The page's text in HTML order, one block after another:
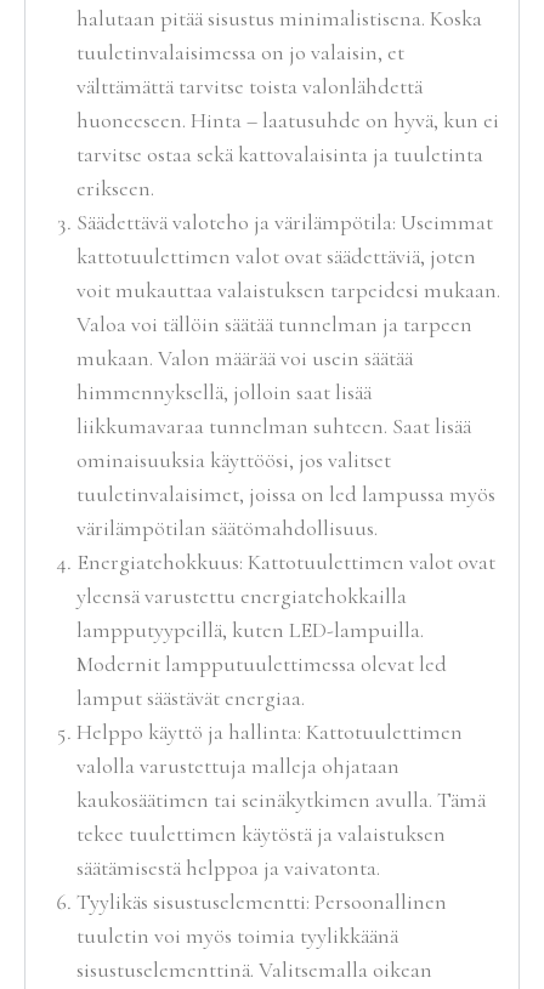
halutaan pitää sisustus minimalistisena. Koska
tuuletinvalaisimessa on jo valaisin, et
välttämättä tarvitse toista valonlähdettä
huoneeseen. Hinta – laatusuhde on hyvä, kun ei
tarvitse ostaa sekä kattovalaisinta ja tuuletinta
erikseen.
Säädettävä valoteho ja värilämpötila: Useimmat
kattotuulettimen valot ovat säädettäviä, joten
voit mukauttaa valaistuksen tarpeidesi mukaan.
Valoa voi tällöin säätää tunnelman ja tarpeen
mukaan. Valon määrää voi usein säätää
himmennyksellä, jolloin saat lisää
liikkumavaraa tunnelman suhteen. Saat lisää
ominaisuuksia käyttöösi, jos valitset
tuuletinvalaisimet, joissa on led lampussa myös
värilämpötilan säätömahdollisuus.
Energiatehokkuus: Kattotuulettimen valot ovat
yleensä varustettu energiatehokkailla
lampputyypeillä, kuten LED-lampuilla.
Modernit lampputuulettimessa olevat led
lamput säästävät energiaa.
Helppo käyttö ja hallinta: Kattotuulettimen
valolla varustettuja malleja ohjataan
kaukosäätimen tai seinäkytkimen avulla. Tämä
tekee tuulettimen käytöstä ja valaistuksen
säätämisestä helppoa ja vaivatonta.
Tyylikäs sisustuselementti: Persoonallinen
tuuletin voi myös toimia tyylikkäänä
sisustuselementtinä. Valitsemalla oikean